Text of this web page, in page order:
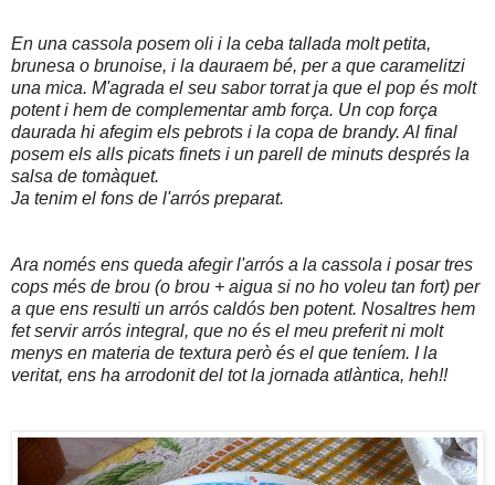
En una cassola posem oli i la ceba tallada molt petita,
brunesa o brunoise, i la dauraem bé, per a que caramelitzi
una mica. M'agrada el seu sabor torrat ja que el pop és molt
potent i hem de complementar amb força. Un cop força
daurada hi afegim els pebrots i la copa de brandy. Al final
posem els alls picats finets i un parell de minuts després la
salsa de tomàquet.
Ja tenim el fons de l'arrós preparat.
Ara només ens queda afegir l'arrós a la cassola i posar tres
cops més de brou (o brou + aigua si no ho voleu tan fort) per
a que ens resulti un arrós caldós ben potent. Nosaltres hem
fet servir arrós integral, que no és el meu preferit ni molt
menys en materia de textura però és el que teníem. I la
veritat, ens ha arrodonit del tot la jornada atlàntica, heh!!